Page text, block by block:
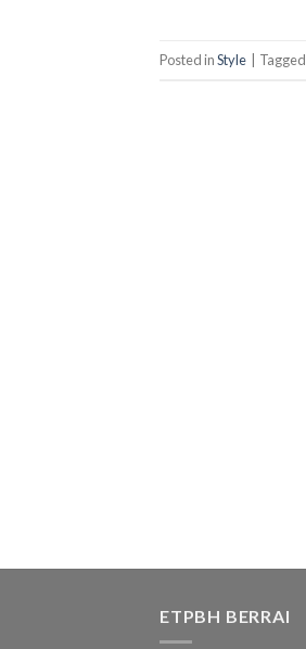
Posted inStyle Tagged
ETPBH BERRAI